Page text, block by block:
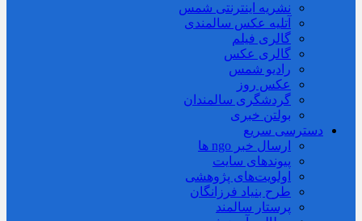
نشریه اینترنتی شمس
آتلیه عکس سالمندی
گالری فیلم
گالری عکس
رادیو شمس
عکس روز
گردشگری سالمندان
بولتن خبری
دسترسی سریع
ارسال خبر ngo ها
پیوندهای سایت
اولویت‌های پژوهشی
طرح بنیاد فرزانگان
پرستار سالمند